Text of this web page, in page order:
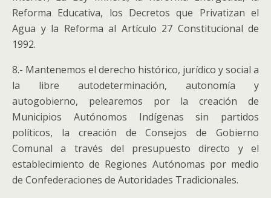
Reforma Educativa, los Decretos que Privatizan el
Agua y la Reforma al Artículo 27 Constitucional de
1992.
8.- Mantenemos el derecho histórico, jurídico y social a
la libre autodeterminación, autonomía y
autogobierno, pelearemos por la creación de
Municipios Autónomos Indígenas sin partidos
políticos, la creación de Consejos de Gobierno
Comunal a través del presupuesto directo y el
establecimiento de Regiones Autónomas por medio
de Confederaciones de Autoridades Tradicionales.